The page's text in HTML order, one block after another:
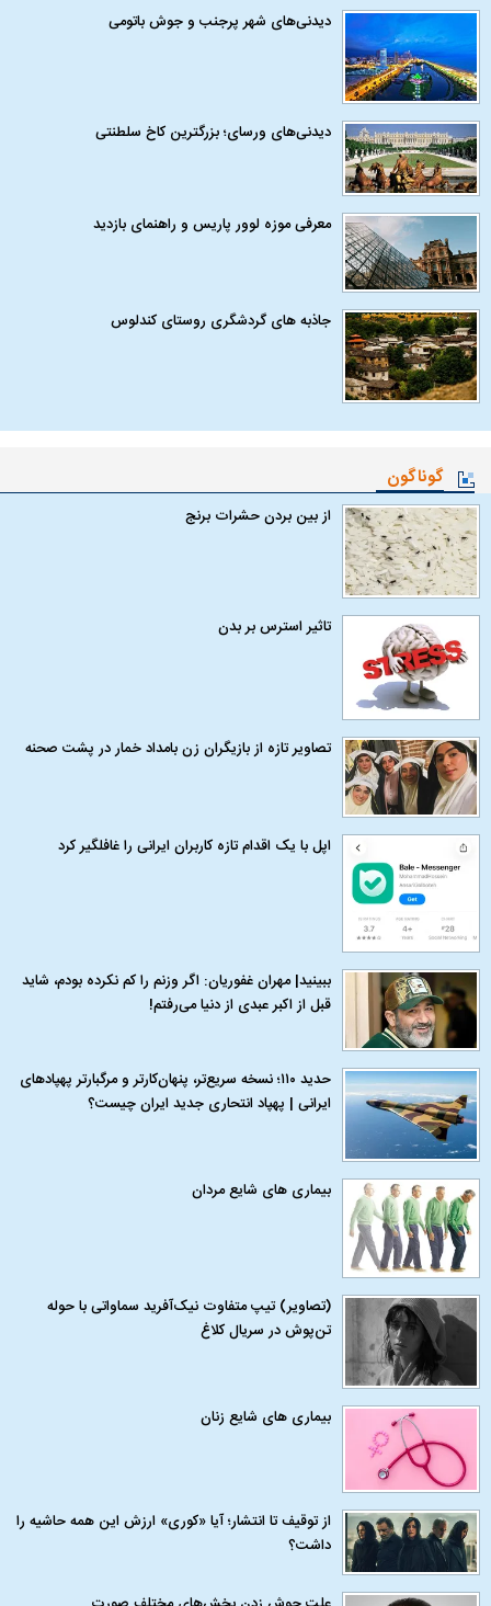
دیدنی‌های شهر پرجنب و جوش باتومی
دیدنی‌های ورسای؛ بزرگترین کاخ سلطنتی
معرفی موزه لوور پاریس و راهنمای بازدید
جاذبه های گردشگری روستای کندلوس
گوناگون
از بین بردن حشرات برنج
تاثیر استرس بر بدن
تصاویر تازه از بازیگران زن بامداد خمار در پشت صحنه
اپل با یک اقدام تازه کاربران ایرانی را غافلگیر کرد
ببینید| مهران غفوریان: اگر وزنم را کم نکرده بودم، شاید
قبل از اکبر عبدی از دنیا می‌رفتم!
حدید ۱۱۰؛ نسخه سریع‌تر، پنهان‌کارتر و مرگبارتر پهپادهای
ایرانی | پهپاد انتحاری جدید ایران چیست؟
بیماری‌ های شایع مردان
(تصاویر) تیپ متفاوت نیک‌آفرید سماواتی با حوله
تن‌پوش در سریال کلاغ
بیماری‌ های شایع زنان
از توقیف تا انتشار؛ آیا «کوری» ارزش این همه حاشیه را
داشت؟